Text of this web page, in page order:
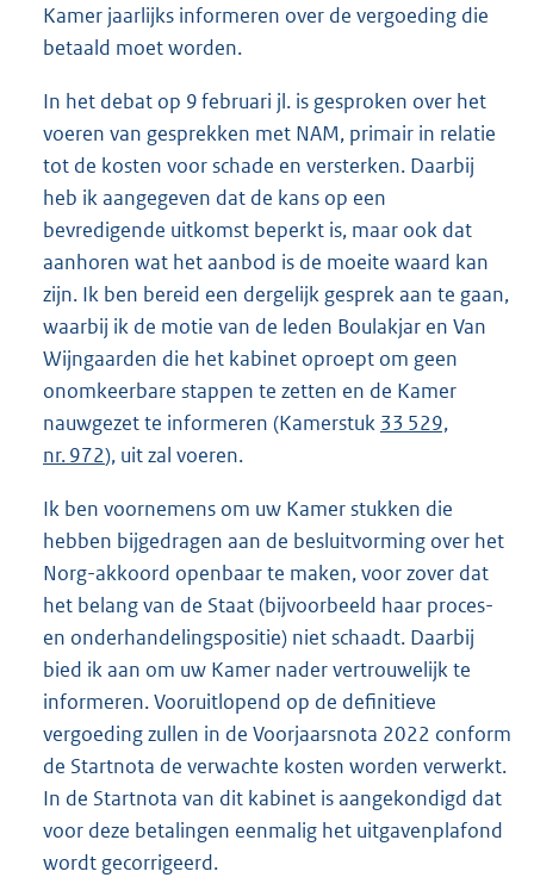
Kamer jaarlijks informeren over de vergoeding die
betaald moet worden.
In het debat op 9 februari jl. is gesproken over het
voeren van gesprekken met NAM, primair in relatie
tot de kosten voor schade en versterken. Daarbij
heb ik aangegeven dat de kans op een
bevredigende uitkomst beperkt is, maar ook dat
aanhoren wat het aanbod is de moeite waard kan
zijn. Ik ben bereid een dergelijk gesprek aan te gaan,
waarbij ik de motie van de leden Boulakjar en Van
Wijngaarden die het kabinet oproept om geen
onomkeerbare stappen te zetten en de Kamer
nauwgezet te informeren (Kamerstuk 33 529,
nr. 972), uit zal voeren.
Ik ben voornemens om uw Kamer stukken die
hebben bijgedragen aan de besluitvorming over het
Norg-akkoord openbaar te maken, voor zover dat
het belang van de Staat (bijvoorbeeld haar proces-
en onderhandelingspositie) niet schaadt. Daarbij
bied ik aan om uw Kamer nader vertrouwelijk te
informeren. Vooruitlopend op de definitieve
vergoeding zullen in de Voorjaarsnota 2022 conform
de Startnota de verwachte kosten worden verwerkt.
In de Startnota van dit kabinet is aangekondigd dat
voor deze betalingen eenmalig het uitgavenplafond
wordt gecorrigeerd.